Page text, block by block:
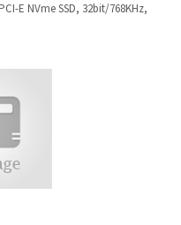
E NVme SSD, 32bit/768KHz,